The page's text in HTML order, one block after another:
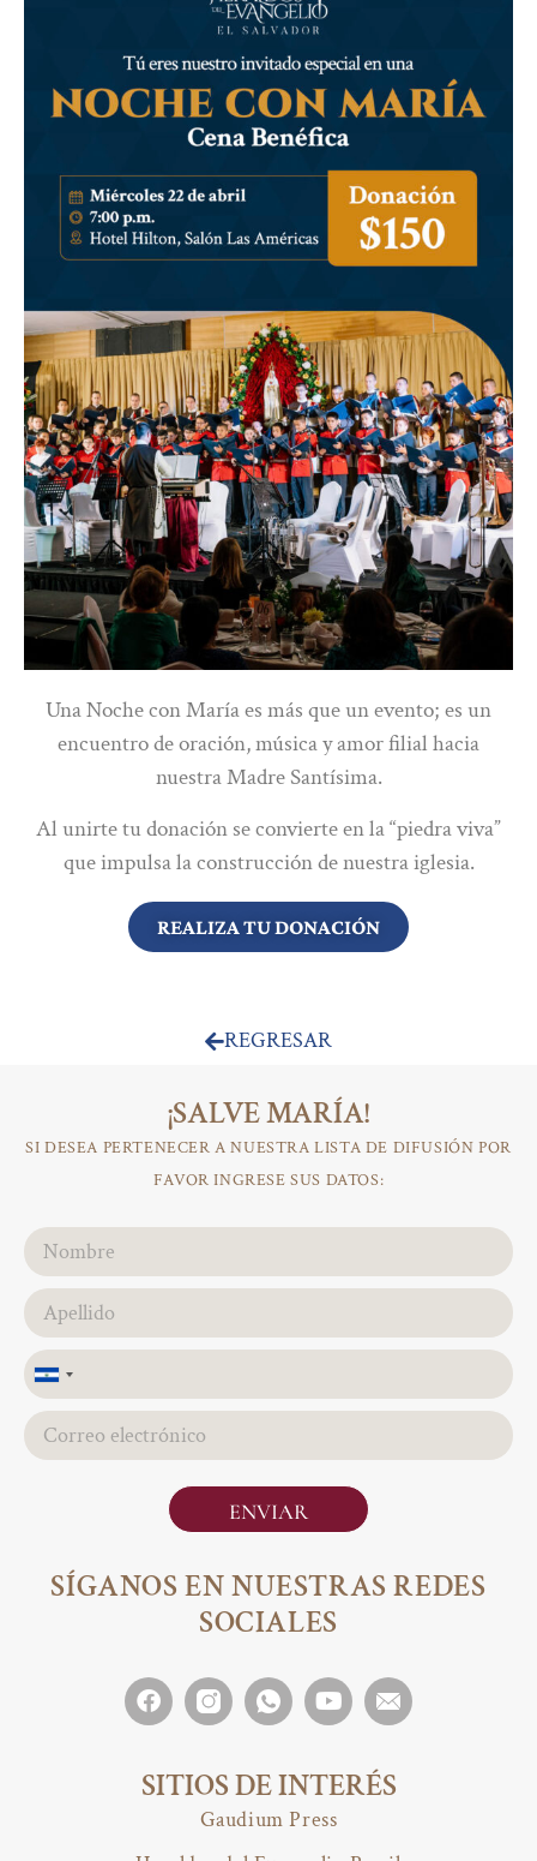
Los invitamos a conocer nuestros
eventos. Además de seguirnos en redes
sociales
y estar al tanto de nuestras noticias.
Una Noche con María es más que un evento; es un
encuentro de oración, música y amor filial hacia
nuestra Madre Santísima.
Al unirte tu donación se convierte en la “piedra viva”
que impulsa la construcción de nuestra iglesia.
REALIZA TU DONACIÓN
REGRESAR
SÍGANOS EN NUESTRAS REDES
SOCIALES
SITIOS DE INTERÉS
Gaudium Press
¡SALVE MARÍA!
SI DESEA PERTENECER A NUESTRA LISTA DE DIFUSIÓN POR
FAVOR INGRESE SUS DATOS:
El
Salvador
+503
ENVIAR